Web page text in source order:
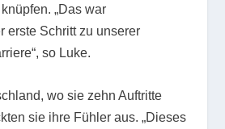
„Das war
erste Schritt zu unserer
so Luke.
wo sie zehn Auftritte
sie ihre Fühler aus. „Dieses